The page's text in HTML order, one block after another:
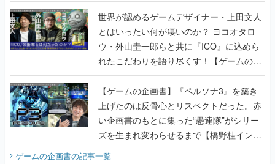
世界が認めるゲームデザイナー・上田文人
とはいったい何が凄いのか？ ヨコオタロ
ウ・外山圭一郎らと共に『ICO』に込めら
れたこだわりを語り尽くす！【ゲームの企
画書】
【ゲームの企画書】『ペルソナ3』を築き
上げたのは反骨心とリスペクトだった。赤
い企画書のもとに集った“愚連隊”がシリー
ズを生まれ変わらせるまで【橋野桂インタ
ビュー】
ゲームの企画書の記事一覧